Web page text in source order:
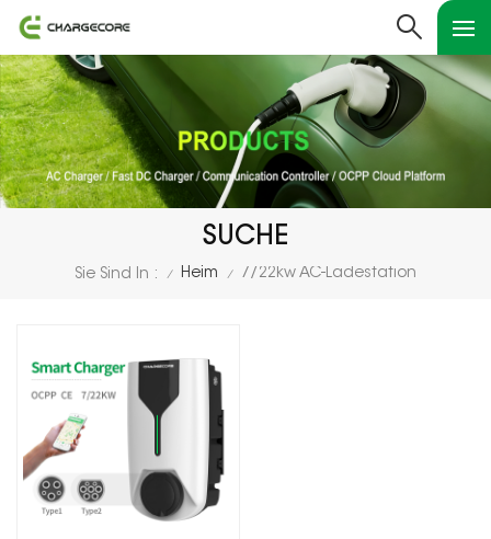
SUCHE
Sie Sind In : / Heim / 7/22kw AC-Ladestation